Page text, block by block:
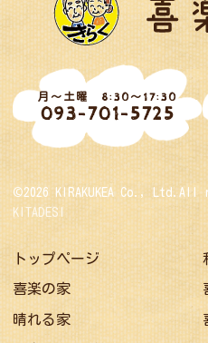
月～土曜 8:30～17:30
093-701-5725
©2026 KIRAKUKEA Co.,
KITADESI
トップページ
喜楽の家
晴れる家